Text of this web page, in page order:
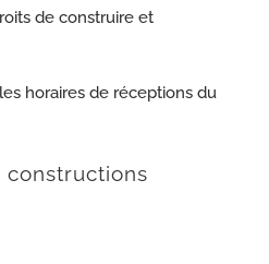
de construire et
horaires de réceptions du
constructions